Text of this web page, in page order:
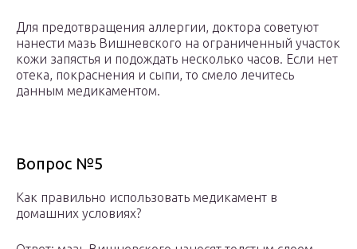
Для предотвращения аллергии, доктора советуют
нанести мазь Вишневского на ограниченный участок
кожи запястья и подождать несколько часов. Если нет
отека, покраснения и сыпи, то смело лечитесь
данным медикаментом.
Вопрос №5
Как правильно использовать медикамент в
домашних условиях?